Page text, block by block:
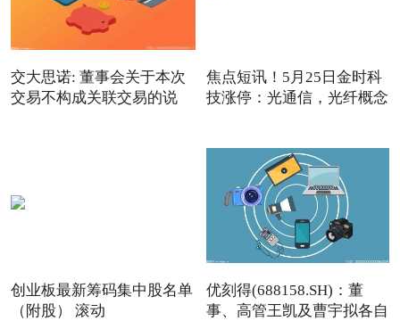
交大思诺: 董事会关于本次
交易不构成关联交易的说
焦点短讯！5月25日金时科
技涨停：光通信，光纤概念
创业板最新筹码集中股名单
（附股） 滚动
优刻得(688158.SH)：董
事、高管王凯及曹宇拟各自